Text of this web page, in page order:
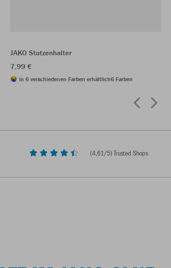
JAKO Stutzenhalter
7,99 €
in 6 verschiedenen Farben erhältlich6 Farben
(4,61/5) Trusted Shops